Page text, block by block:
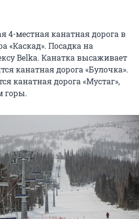
4-местная канатная дорога в
«Каскад». Посадка на
Belka. Канатка высаживает
канатная дорога «Булочка».
канатная дорога «Мустаг»,
горы.